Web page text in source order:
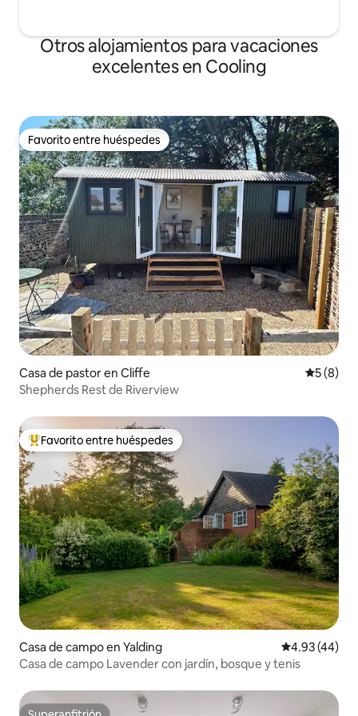
Otros alojamientos para vacaciones
excelentes en Cooling
Favorito entre huéspedes
Favorito entre huéspedes
Casa de pastor en Cliffe
5 (8)
Shepherds Rest de Riverview
Favorito entre huéspedes preferido
Favorito entre huéspedes
Casa de campo en Yalding Calificación
4.93 (44)
Casa de campo Lavender con jardín, bosque y tenis